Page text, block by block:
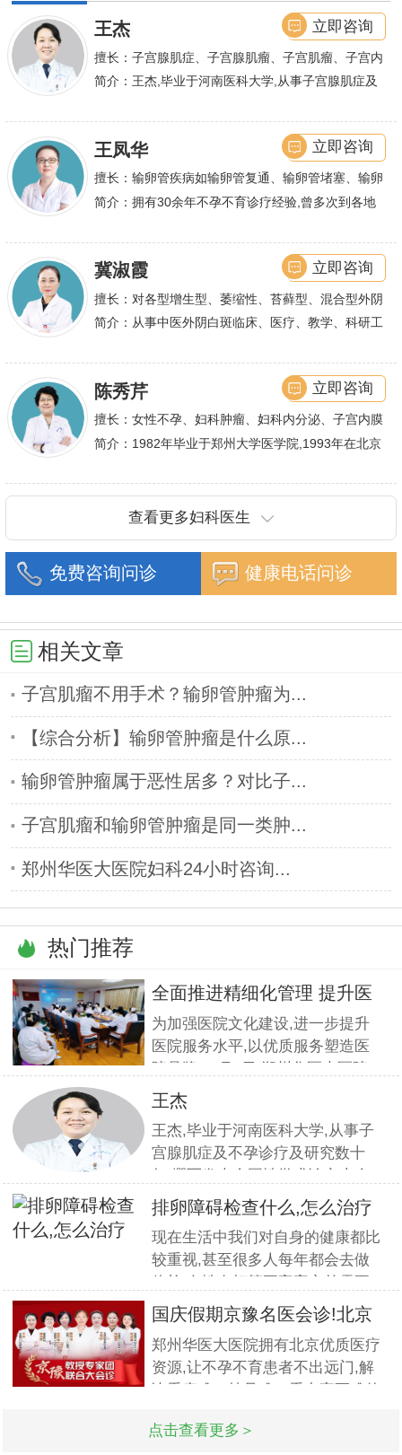
王杰
擅长：子宫腺肌症、子宫腺肌瘤、子宫肌瘤、子宫内
膜异位症等,长年致力于妇科微创手术及显微妇科手
卵管堵塞、输卵管复通、输卵管粘连等女性输卵管性
不孕及子宫性不孕、多囊卵巢等都有丰富诊疗经验
简介：王杰,毕业于河南医科大学,从事子宫腺肌症及
立即咨询
王凤华
擅长：输卵管疾病如输卵管复通、输卵管堵塞、输卵
管积水、输卵管粘连；盆腔粘连、宫腔粘连、多囊卵
简介：拥有30余年不孕不育诊疗经验,曾多次到各地
立即咨询
冀淑霞
擅长：对各型增生型、萎缩性、苔藓型、混合型外阴
白斑的诊治
简介：从事中医外阴白斑临床、医疗、教学、科研工
立即咨询
陈秀芹
擅长：女性不孕、妇科肿瘤、妇科内分泌、子宫内膜
异位症、多囊卵巢等疾病的诊治,宫腹腔镜手术,盆底
简介：1982年毕业于郑州大学医学院,1993年在北京
立即咨询
查看更多妇科医生
免费咨询问诊 健康电话问诊
相关文章
子宫肌瘤不用手术？输卵管肿瘤为...
【综合分析】输卵管肿瘤是什么原...
输卵管肿瘤属于恶性居多？对比子...
子宫肌瘤和输卵管肿瘤是同一类肿...
郑州华医大医院妇科24小时咨询...
热门推荐
全面推进精细化管理 提升医
疗服
为加强医院文化建设,进一步提升
医院服务水平,以优质服务塑造医
院品牌,11月5日,郑州华医大医院
组织全员开展优质服务提升培训.
本期培训邀请到职业素养与服务设
计专家
王杰
王杰,毕业于河南医科大学,从事子
宫腺肌症及不孕诊疗及研究数十
年,撰写发表全国性学术论文十余
篇.对宫、腹腔镜等微创高科技技
术诊治子宫腺肌症、石女、子宫肌
瘤、女性不孕等妇科疑难杂症有一
套成熟完整的方案,深得患者好评!
排卵障碍检查什么,怎么治疗
现在生活中我们对自身的健康都比
较重视,甚至很多人每年都会去做
到医院做孕前检查,这样才能更好
的保证怀孕的诊疗率.有患者想了
解排卵障碍检查什么?怎么治疗?我
们来一起了解下. 排卵障碍检查什
国庆假期京豫名医会诊!北京
不孕
郑州华医大医院拥有北京优质医疗
资源,让不孕不育患者不出远门,解
决看病难、挂号难、看专家更难的
北京专家将与郑州华医大医院名医
点击查看更多＞